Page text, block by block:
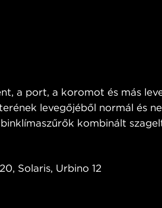
a port, a koromot és más
levegőjéből normál és
kombinált
Solaris, Urbino 12